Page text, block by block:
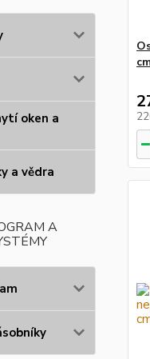
oken a
a vědra
A